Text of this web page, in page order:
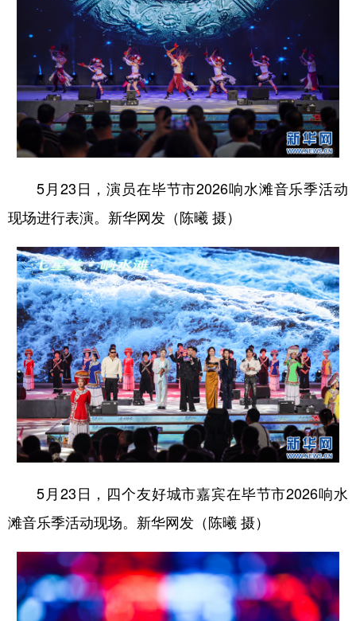
5月23日，演员在毕节市2026响水滩音乐季活动
现场进行表演。新华网发（陈曦 摄）
5月23日，四个友好城市嘉宾在毕节市2026响水
滩音乐季活动现场。新华网发（陈曦 摄）